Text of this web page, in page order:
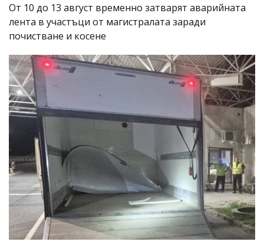
От 10 до 13 август временно затварят аварийната
лента в участъци от магистралата заради
почистване и косене